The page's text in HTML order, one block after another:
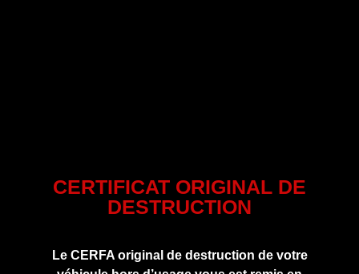
CERTIFICAT ORIGINAL DE
DESTRUCTION
Le CERFA original de destruction de votre